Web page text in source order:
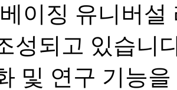
이징 유니버
성되고 있습니
및 연구 기능